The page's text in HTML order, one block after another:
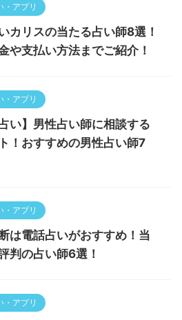
・アプリ
カリスの当たる占い師8選！
や支払い方法までご紹介！
・アプリ
占い】男性占い師に相談する
！おすすめの男性占い師7
・アプリ
は電話占いがおすすめ！当
判の占い師6選！
・アプリ